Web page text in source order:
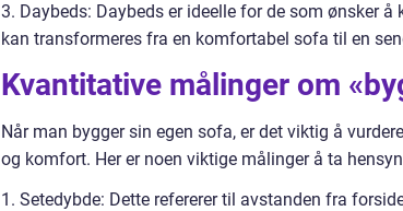
3. Daybeds: Daybeds er ideelle for de som ønsker
kan transformeres fra en komfortabel sofa til en
Kvantitative målinger om
Når man bygger sin egen sofa, er det viktig å
og komfort. Her er noen viktige målinger å ta
1. Setedybde: Dette refererer til avstanden fra